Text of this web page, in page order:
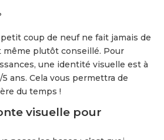
coup de neuf ne fait jamais de
même plutôt conseillé. Pour
une identité visuelle est à
ans. Cela vous permettra de
du temps !
visuelle pour